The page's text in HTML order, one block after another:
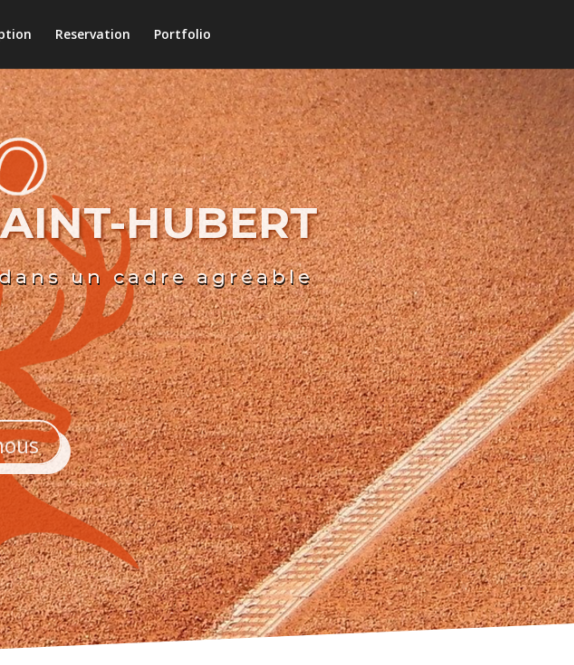
Reservation Portfolio
HUBERT
un cadre agréable